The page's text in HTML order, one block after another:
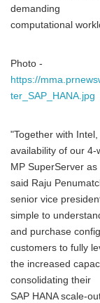
demanding
computational
Photo -
https://
ter_SAP_HANA.jpg
"Together with
availability of our 4-
MP SuperServer
said Raju
senior vice
simple to
and purchase
customers to fully
the increased
consolidating their
SAP HANA scale-